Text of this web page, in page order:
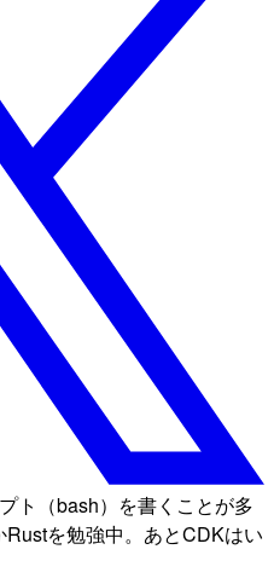
ト（bash）を書くことが多
を勉強中。あとCDKはい